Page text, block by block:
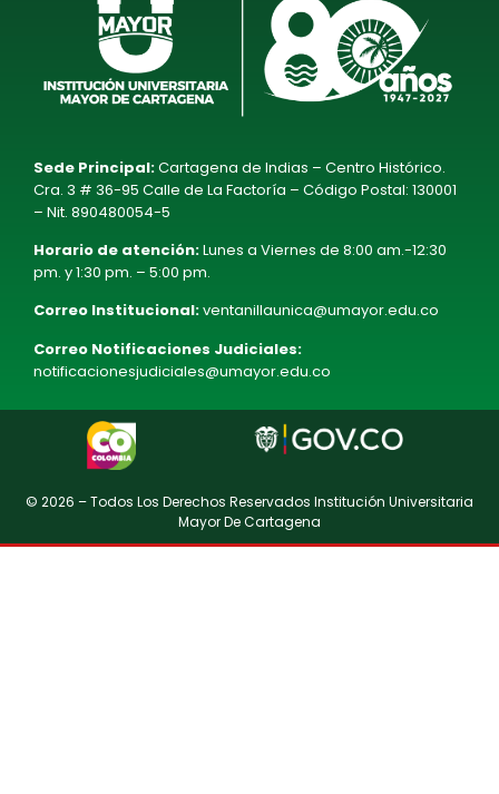
Sede Principal:Cartagena de Indias – Centro Histórico.
Cra. 3 # 36-95 Calle de La Factoría – Código Postal: 130001
– Nit. 890480054-5
Horario de atención:Lunes a Viernes de 8:00 am.-12:30
pm. y 1:30 pm. – 5:00 pm.
Correo Institucional:ventanillaunica@umayor.edu.co
Correo Notificaciones Judiciales:
notificacionesjudiciales@umayor.edu.co
© 2026 – Todos Los Derechos Reservados Institución Universitaria
Mayor De Cartagena